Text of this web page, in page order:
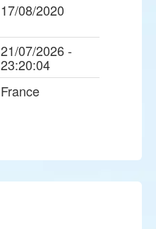
17/08/2020
21/07/2026 -
23:20:04
France